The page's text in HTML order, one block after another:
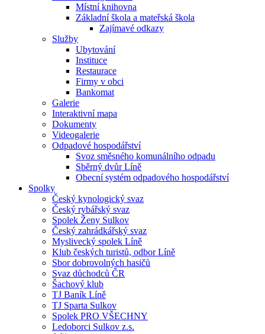
Místní knihovna
Základní škola a mateřská škola
Zajímavé odkazy
Služby
Ubytování
Instituce
Restaurace
Firmy v obci
Bankomat
Galerie
Interaktivní mapa
Dokumenty
Videogalerie
Odpadové hospodářství
Svoz směsného komunálního odpadu
Sběrný dvůr Líně
Obecní systém odpadového hospodářství
Spolky
Český kynologický svaz
Český rybářský svaz
Spolek Ženy Sulkov
Český zahrádkářský svaz
Myslivecký spolek Líně
Klub českých turistů, odbor Líně
Sbor dobrovolných hasičů
Svaz důchodců ČR
Šachový klub
TJ Baník Líně
TJ Sparta Sulkov
Spolek PRO VŠECHNY
Ledoborci Sulkov z.s.